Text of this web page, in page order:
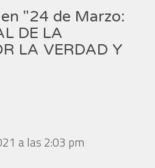
"24 de Marzo:
DE LA
LA VERDAD Y
a las 2:03 pm